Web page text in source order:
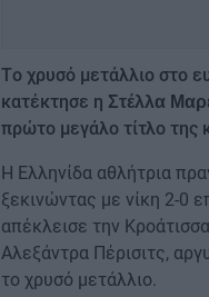
Tο χρυσό μετάλλιο στο
κατέκτησε η Στέλλα
πρώτο μεγάλο τίτλο της
Η Ελληνίδα αθλήτρια
ξεκινώντας με νίκη 2-0
απέκλεισε την
Αλεξάντρα Πέρισιτς,
το χρυσό μετάλλιο.